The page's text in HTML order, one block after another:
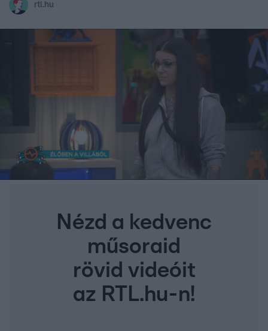
rtl.hu
Nézd a kedvenc
műsoraid
rövid videóit
az RTL.hu-n!